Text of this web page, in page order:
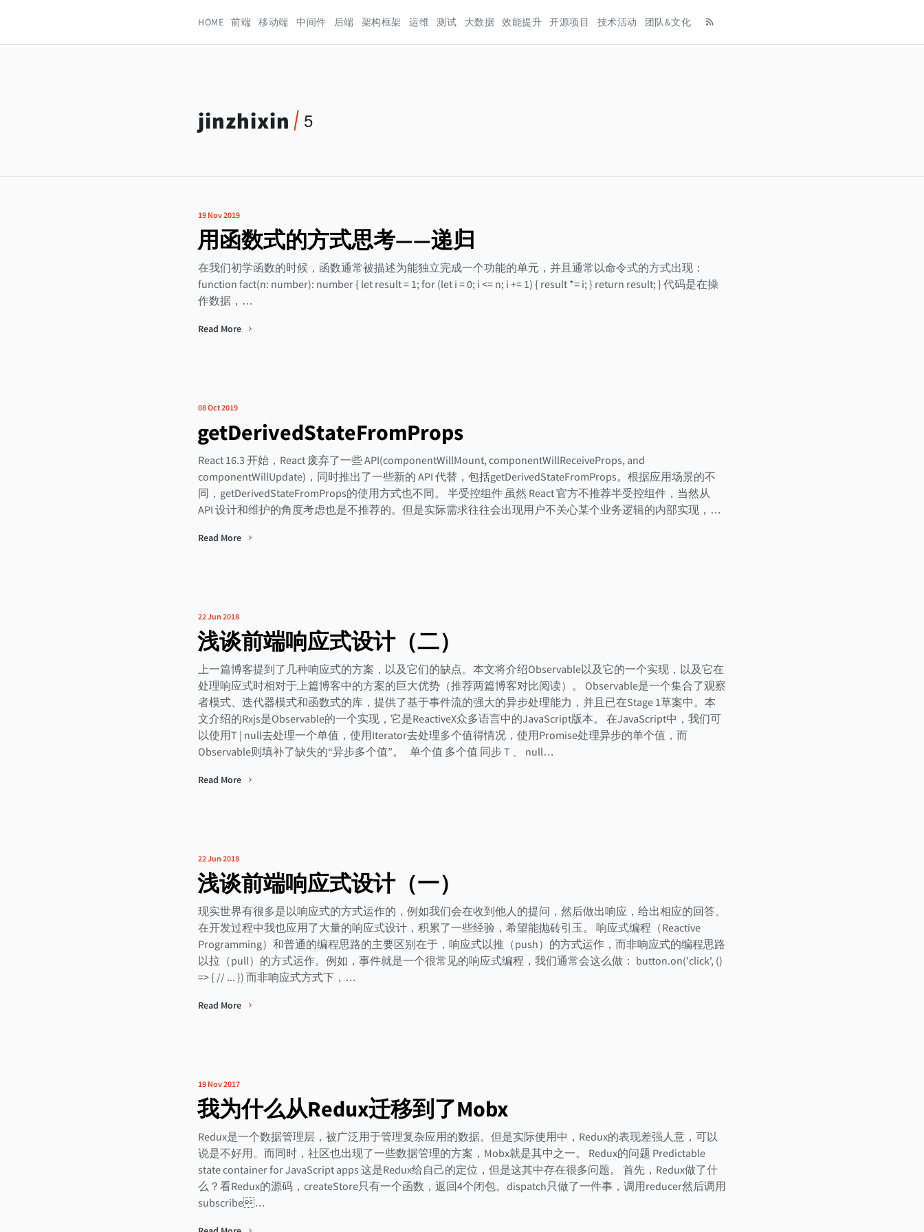
HOME 前端 移动端 中间件 后端 架构框架 运维 测试 大数据 效能提升 开源项目 技术活动 团队&文化
jinzhixin 5
19 Nov 2019
用函数式的方式思考——递归
在我们初学函数的时候，函数通常被描述为能独立完成一个功能的单元，并且通常以命令式的方式出现：
function fact(n: number): number { let result = 1; for (let i = 0; i <= n; i += 1) { result *= i; } return result; } 代码是在操
作数据，…
Read More
08 Oct 2019
getDerivedStateFromProps
React 16.3 开始，React 废弃了一些 API(componentWillMount, componentWillReceiveProps, and
componentWillUpdate)，同时推出了一些新的 API 代替，包括getDerivedStateFromProps。根据应用场景的不
同，getDerivedStateFromProps的使用方式也不同。 半受控组件 虽然 React 官方不推荐半受控组件，当然从
API 设计和维护的角度考虑也是不推荐的。但是实际需求往往会出现用户不关心某个业务逻辑的内部实现，…
Read More
22 Jun 2018
浅谈前端响应式设计（二）
上一篇博客提到了几种响应式的方案，以及它们的缺点。本文将介绍Observable以及它的一个实现，以及它在
处理响应式时相对于上篇博客中的方案的巨大优势（推荐两篇博客对比阅读）。 Observable是一个集合了观察
者模式、迭代器模式和函数式的库，提供了基于事件流的强大的异步处理能力，并且已在Stage 1草案中。本
文介绍的Rxjs是Observable的一个实现，它是ReactiveX众多语言中的JavaScript版本。 在JavaScript中，我们可
以使用T | null去处理一个单值，使用Iterator去处理多个值得情况，使用Promise处理异步的单个值，而
Observable则填补了缺失的“异步多个值”。 单个值 多个值 同步 T 、 null…
Read More
22 Jun 2018
浅谈前端响应式设计（一）
现实世界有很多是以响应式的方式运作的，例如我们会在收到他人的提问，然后做出响应，给出相应的回答。
在开发过程中我也应用了大量的响应式设计，积累了一些经验，希望能抛砖引玉。 响应式编程（Reactive
Programming）和普通的编程思路的主要区别在于，响应式以推（push）的方式运作，而非响应式的编程思路
以拉（pull）的方式运作。例如，事件就是一个很常见的响应式编程，我们通常会这么做： button.on('click', ()
=> { // ... }) 而非响应式方式下，…
Read More
19 Nov 2017
我为什么从Redux迁移到了Mobx
Redux是一个数据管理层，被广泛用于管理复杂应用的数据。但是实际使用中，Redux的表现差强人意，可以
说是不好用。而同时，社区也出现了一些数据管理的方案，Mobx就是其中之一。 Redux的问题 Predictable
state container for JavaScript apps 这是Redux给自己的定位，但是这其中存在很多问题。 首先，Redux做了什
么？看Redux的源码，createStore只有一个函数，返回4个闭包。dispatch只做了一件事，调用reducer然后调用
subscribe…